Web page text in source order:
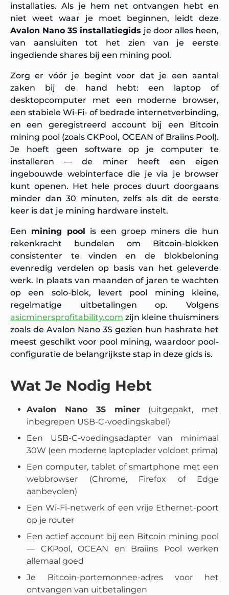
installaties. Als je hem net ontvangen hebt en
niet weet waar je moet beginnen, leidt deze
Avalon Nano 3S installatiegids je door alles heen,
van aansluiten tot het zien van je eerste
ingediende shares bij een mining pool.
Zorg er vóór je begint voor dat je een aantal
zaken bij de hand hebt: een laptop of
desktopcomputer met een moderne browser,
een stabiele Wi-Fi- of bedrade internetverbinding,
en een geregistreerd account bij een Bitcoin
mining pool (zoals CKPool, OCEAN of Braiins Pool).
Je hoeft geen software op je computer te
installeren — de miner heeft een eigen
ingebouwde webinterface die je via je browser
kunt openen. Het hele proces duurt doorgaans
minder dan 30 minuten, zelfs als dit de eerste
keer is dat je mining hardware instelt.
Een mining pool is een groep miners die hun
rekenkracht bundelen om Bitcoin-blokken
consistenter te vinden en de blokbeloning
evenredig verdelen op basis van het geleverde
werk. In plaats van maanden of jaren te wachten
op een solo-blok, levert pool mining kleine,
regelmatige uitbetalingen op. Volgens
asicminersprofitability.com zijn kleine thuisminers
zoals de Avalon Nano 3S gezien hun hashrate het
meest geschikt voor pool mining, waardoor pool-
configuratie de belangrijkste stap in deze gids is.
Wat Je Nodig Hebt
Avalon Nano 3S miner (uitgepakt, met
inbegrepen USB-C-voedingskabel)
Een USB-C-voedingsadapter van minimaal
30W (een moderne laptoplader voldoet prima)
Een computer, tablet of smartphone met een
webbrowser (Chrome, Firefox of Edge
aanbevolen)
Een Wi-Fi-netwerk of een vrije Ethernet-poort
op je router
Een actief account bij een Bitcoin mining pool
— CKPool, OCEAN en Braiins Pool werken
allemaal goed
Je Bitcoin-portemonnee-adres voor het
ontvangen van uitbetalingen